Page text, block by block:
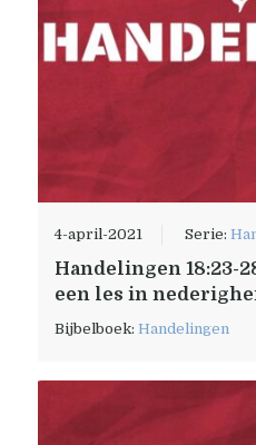
4-april-2021 Serie:
Handelingen 18:23-
een les in
Bijbelboek:Handelingen